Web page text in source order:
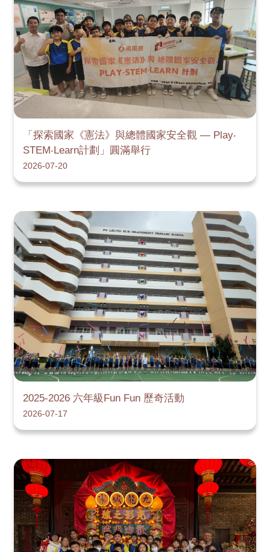
「探索國家《憲法》與總體國家安全觀 — Play‧
STEM‧Learn計劃」圓滿舉行
2026-07-20
2025-2026 六年級Fun Fun 歷奇活動
2026-07-17